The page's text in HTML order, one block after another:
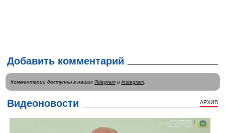
Добавить комментарий
Комментарии доступны в наших Telegramи instagram.
Видеоновости АРХИВ